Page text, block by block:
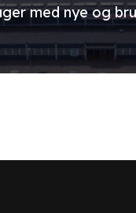
med nye og